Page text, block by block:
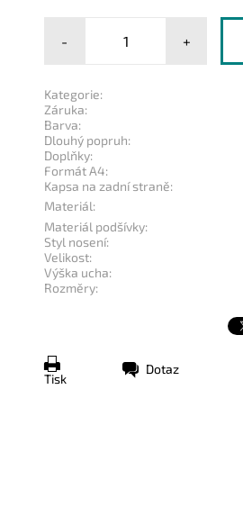
- +
Kategorie:
Záruka:
Barva:
Dlouhý popruh:
Doplňky:
Formát A4:
Kapsa na zadní straně:
Materiál:
Materiál podšívky:
Styl nosení:
Velikost:
Výška ucha:
Rozměry:
Tisk
Dotaz